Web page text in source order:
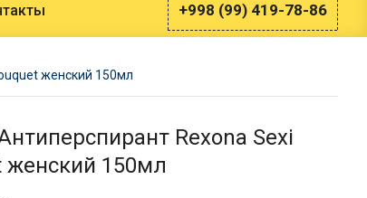
+998 (99) 419-78-86
женский 150мл
Rexona Sexi
женский 150мл